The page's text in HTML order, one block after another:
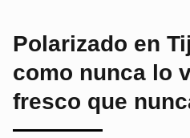
Polarizado en
como nunca lo
fresco que